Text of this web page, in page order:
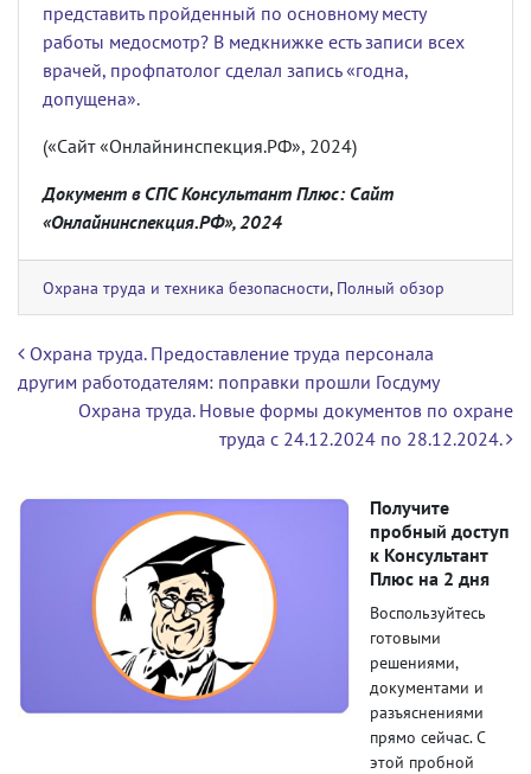
представить пройденный по основному месту
работы медосмотр? В медкнижке есть записи всех
врачей, профпатолог сделал запись «годна,
допущена».
(«Сайт «Онлайнинспекция.РФ», 2024)
Документ в СПС Консультант Плюс: Сайт
«Онлайнинспекция.РФ», 2024
Охрана труда и техника безопасности, Полный обзор
Навигация по записям
Охрана труда. Предоставление труда персонала
другим работодателям: поправки прошли Госдуму
Охрана труда. Новые формы документов по охране
труда с 24.12.2024 по 28.12.2024.
Получите
пробный доступ
к Консультант
Плюс на 2 дня
Воспользуйтесь
готовыми
решениями,
документами и
разъяснениями
прямо сейчас. С
этой пробной